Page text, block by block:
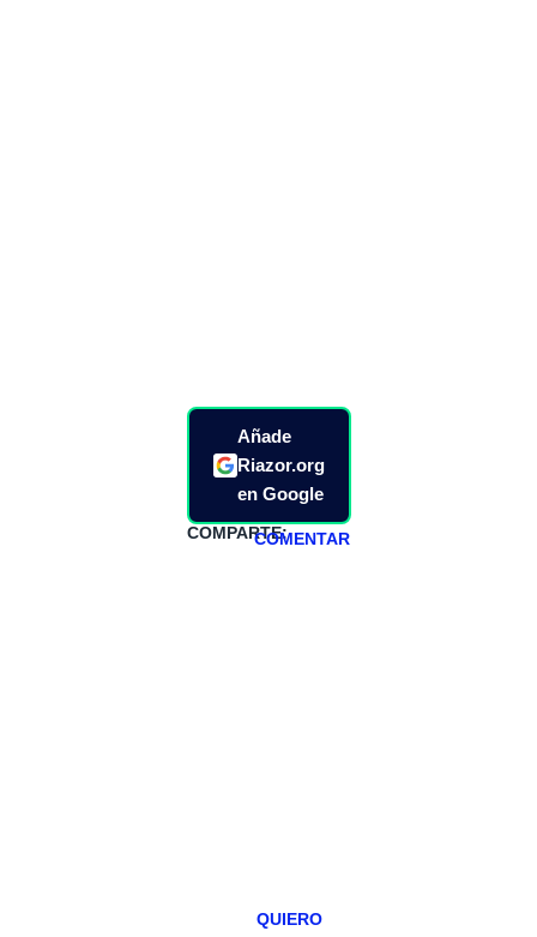
Añade
Riazor.org
en Google
COMPARTE:COMENTAR
QUIERO